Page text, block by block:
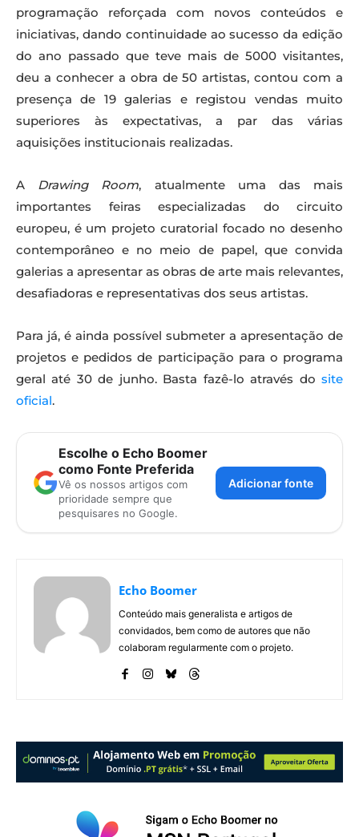
programação reforçada com novos conteúdos e
iniciativas, dando continuidade ao sucesso da edição
do ano passado que teve mais de 5000 visitantes,
deu a conhecer a obra de 50 artistas, contou com a
presença de 19 galerias e registou vendas muito
superiores às expectativas, a par das várias
aquisições institucionais realizadas.
A Drawing Room, atualmente uma das mais
importantes feiras especializadas do circuito
europeu, é um projeto curatorial focado no desenho
contemporâneo e no meio de papel, que convida
galerias a apresentar as obras de arte mais relevantes,
desafiadoras e representativas dos seus artistas.
Para já, é ainda possível submeter a apresentação de
projetos e pedidos de participação para o programa
geral até 30 de junho. Basta fazê-lo através do site
oficial.
Escolhe o Echo Boomer
como Fonte Preferida
Vê os nossos artigos com
prioridade sempre que
pesquisares no Google.
Adicionar fonte
Echo Boomer
Conteúdo mais generalista e artigos de
convidados, bem como de autores que não
colaboram regularmente com o projeto.